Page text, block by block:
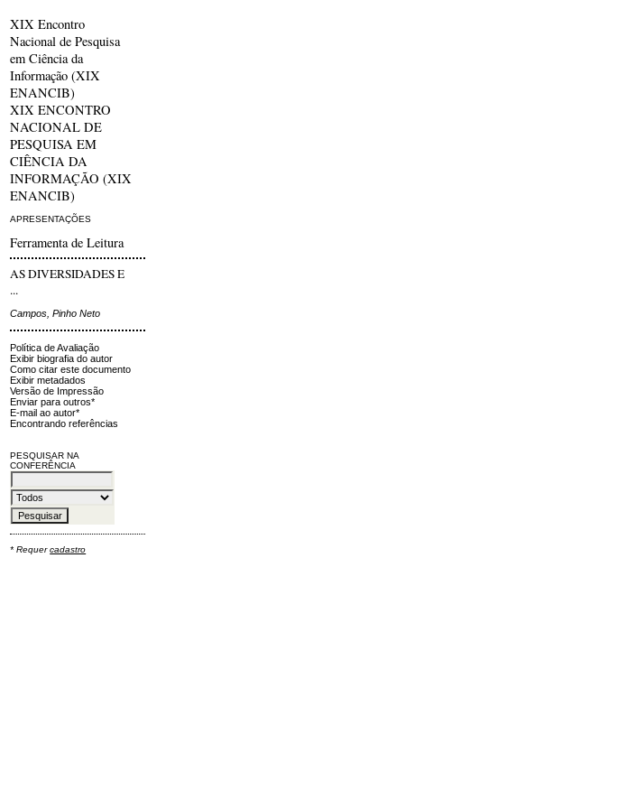
XIX Encontro
Nacional de Pesquisa
em Ciência da
Informação (XIX
ENANCIB)
XIX ENCONTRO
NACIONAL DE
PESQUISA EM
CIÊNCIA DA
INFORMAÇÃO (XIX
ENANCIB)
APRESENTAÇÕES
Ferramenta de Leitura
AS DIVERSIDADES E
...
Campos, Pinho Neto
Política de Avaliação
Exibir biografia do autor
Como citar este documento
Exibir metadados
Versão de Impressão
Enviar para outros*
E-mail ao autor*
Encontrando referências
PESQUISAR NA
CONFERÊNCIA
* Requercadastro